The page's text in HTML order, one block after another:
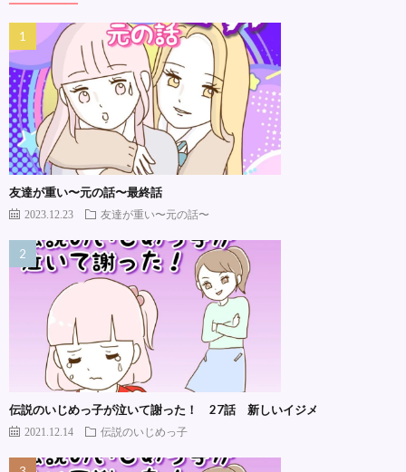
友達が重い〜元の話〜最終話
2023.12.23 友達が重い〜元の話〜
伝説のいじめっ子が泣いて謝った！ 27話 新しいイジメ
2021.12.14 伝説のいじめっ子